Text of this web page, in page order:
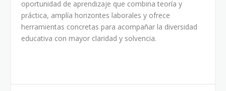
oportunidad de aprendizaje que combina teoría y
práctica, amplía horizontes laborales y ofrece
herramientas concretas para acompañar la diversidad
educativa con mayor claridad y solvencia.